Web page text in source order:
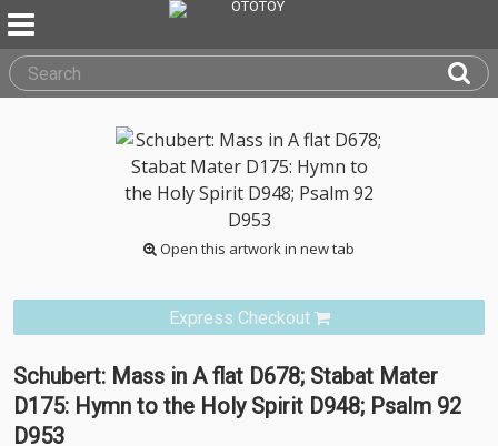
Open this artwork in new tab
Express Checkout
Schubert: Mass in A flat D678; Stabat Mater
D175: Hymn to the Holy Spirit D948; Psalm 92
D953